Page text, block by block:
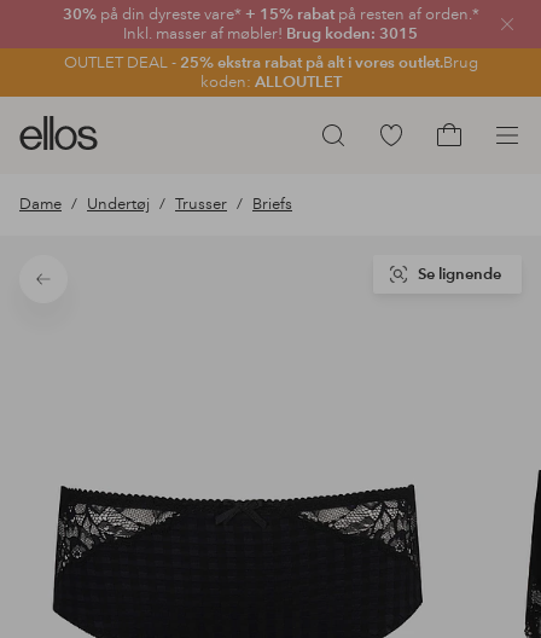
30% på din dyreste vare* + 15% rabatpå resten af orden.*
Inkl. masser af møbler! Brug koden: 3015
OUTLET DEAL - 25% ekstra rabat på alt i vores outlet.Brug
koden: ALLOUTLET
Luk
Søg
Ellos
logo
gå
forsiden
Gå
Dame Undertøj Trusser Briefs
Tilbage
Se lignende